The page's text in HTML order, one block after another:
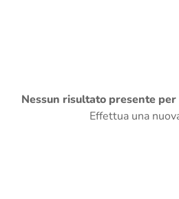
Nessun risultato presente
Effettua una